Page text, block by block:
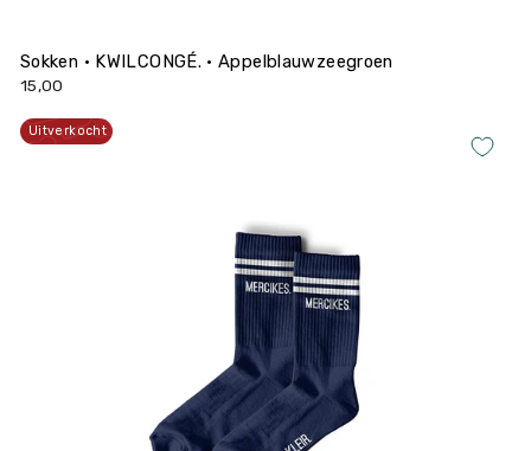
Sokken • KWILCONGÉ. • Appelblauwzeegroen
15,00
Uitverkocht